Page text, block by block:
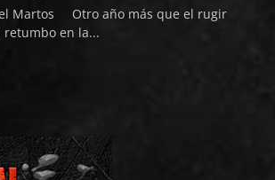
Martos Otro año más que el rugir
retumbo en la...